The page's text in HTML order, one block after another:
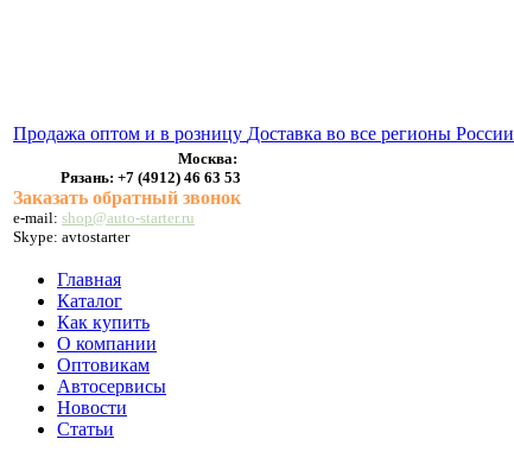
Продажа оптом и в розницу Доставка во все регионы России
Москва:
Рязань: +7 (4912) 46 63 53
Заказать обратный звонок
e-mail: shop@auto-starter.ru
Skype: avtostarter
Главная
Каталог
Как купить
О компании
Оптовикам
Автосервисы
Новости
Статьи